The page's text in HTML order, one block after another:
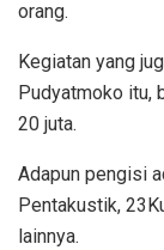
orang.
Kegiatan yang
Pudyatmoko itu,
20 juta.
Adapun pengisi
Pentakustik,
lainnya.